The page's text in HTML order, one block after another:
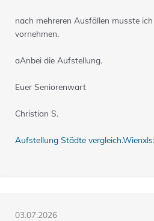
nach mehreren Ausfällen musste
vornehmen.
aAnbei die Aufstellung.
Euer Seniorenwart
Christian S.
Aufstellung Städte
03.07.2026